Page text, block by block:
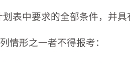
中要求的全部条件，并具
形之一者不得报考：